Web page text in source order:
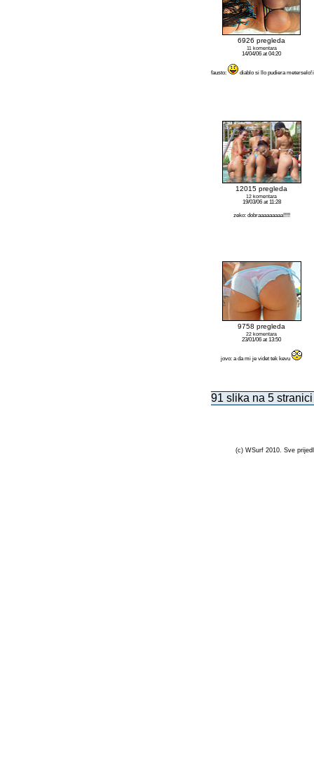
6926 pregleda
11 komentara
14/04/06 at 04:20
fausto: diablo si llo pudiera meterselo!
12015 pregleda
12 komentara
19/03/06 at 11:28
zeko: dobraaaaaaaaa!!!!!
9758 pregleda
22 komentara
23/01/06 at 13:50
jovo: a da mi je videt tek kevu
91 slika na 5 stranici
(c) WSurf 2010. Sve